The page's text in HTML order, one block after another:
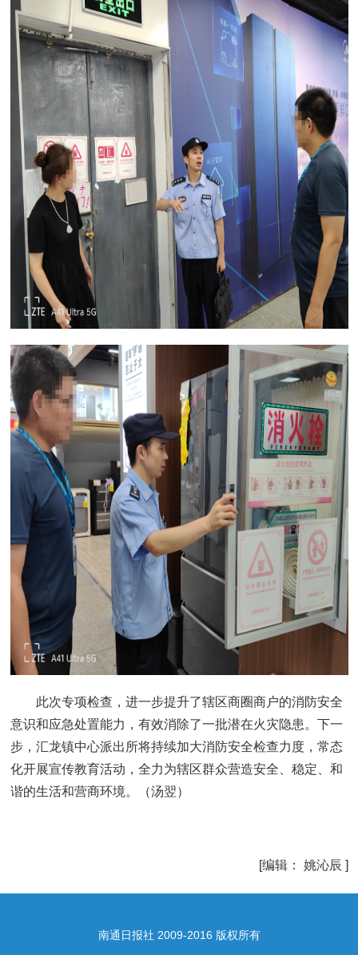
此次专项检查，进一步提升了辖区商圈商户的消防安全
意识和应急处置能力，有效消除了一批潜在火灾隐患。下一
步，汇龙镇中心派出所将持续加大消防安全检查力度，常态
化开展宣传教育活动，全力为辖区群众营造安全、稳定、和
谐的生活和营商环境。（汤翌）
[编辑： 姚沁辰 ]
南通日报社 2009-2016 版权所有